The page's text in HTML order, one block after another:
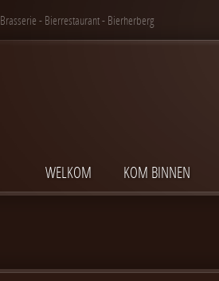
Brasserie - Bierrestaurant - Bierherberg
WELKOM KOM BINNEN